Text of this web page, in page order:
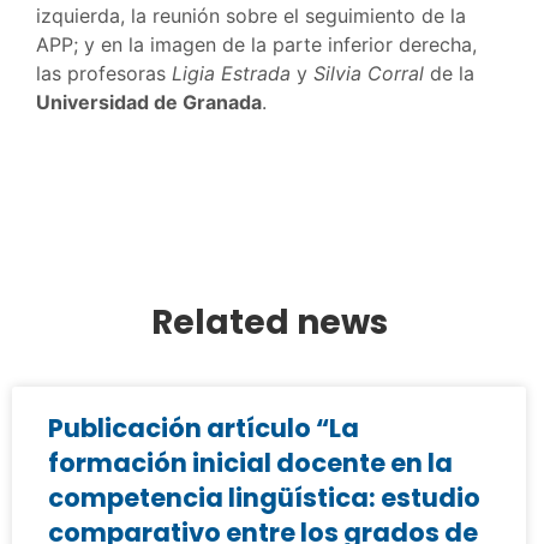
izquierda, la reunión sobre el seguimiento de la
APP; y en la imagen de la parte inferior derecha,
las profesoras Ligia Estrada y Silvia Corral de la
Universidad de Granada.
Related news
Publicación artículo “La
formación inicial docente en la
competencia lingüística: estudio
comparativo entre los grados de